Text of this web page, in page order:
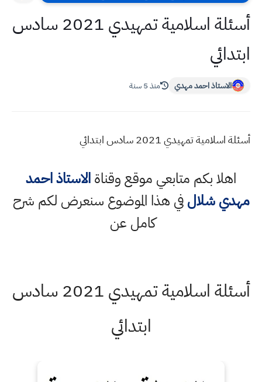
أسئلة اسلامية تمهيدي 2021 سادس
ابتدائي
الاستاذ احمد مهدي منذ 5 سنة
أسئلة اسلامية تمهيدي 2021 سادس ابتدائي
اهلا بكم متابعي موقع وقناةالاستاذ احمد
مهدي شلالفي هذا الموضوع سنعرض لكم شرح
كامل عن
أسئلة اسلامية تمهيدي 2021 سادس
ابتدائي